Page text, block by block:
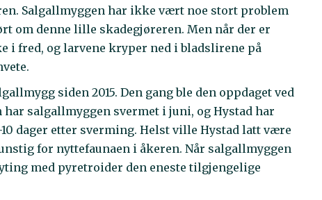
Salgallmyggen har ikke vært noe stort problem
om denne lille skadegjøreren. Men når der er
i fred, og larvene kryper ned i bladslirene på
siden 2015. Den gang ble den oppdaget ved
salgallmyggen svermet i juni, og Hystad har
dager etter sverming. Helst ville Hystad latt være
for nyttefaunaen i åkeren. Når salgallmyggen
med pyretroider den eneste tilgjengelige